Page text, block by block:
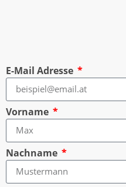
E-Mail Adresse
Vorname
Nachname